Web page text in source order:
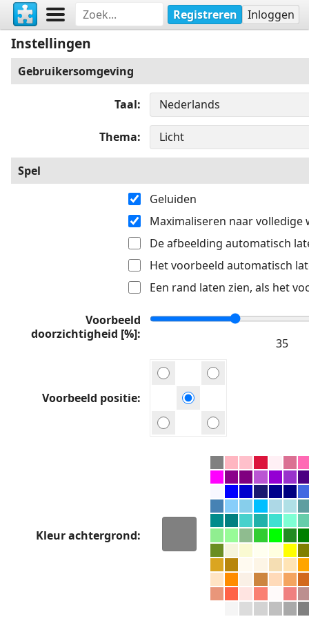
Registreren Inloggen
Instellingen
Gebruikersomgeving
Taal
Thema
Spel
Geluiden
Maximaliseren naar volledige
De afbeelding automatisch
Het voorbeeld automatisch
Een rand laten zien, als het
Voorbeeld
doorzichtigheid [%]
Voorbeeld positie
Kleur achtergrond